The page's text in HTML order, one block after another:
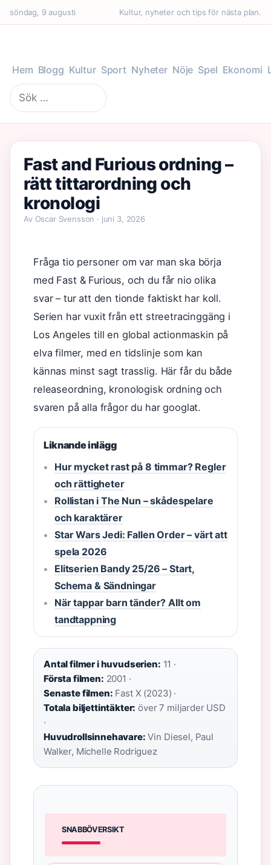
söndag, 9 augusti Kultur, nyheter och tips för nästa plan.
Hem Blogg Kultur Sport Nyheter Nöje Spel Ekonomi
Sök
efter:
Fast and Furious ordning –
rätt tittarordning och
kronologi
Av Oscar Svensson · juni 3, 2026
Fråga tio personer om var man ska börja
med Fast & Furious, och du får nio olika
svar – tur att den tionde faktiskt har koll.
Serien har vuxit från ett streetracinggäng i
Los Angeles till en global actionmaskin på
elva filmer, med en tidslinje som kan
kännas minst sagt trasslig. Här får du både
releaseordning, kronologisk ordning och
svaren på alla frågor du har googlat.
Liknande inlägg
Hur mycket rast på 8 timmar? Regler
och rättigheter
Rollistan i The Nun – skådespelare
och karaktärer
Star Wars Jedi: Fallen Order – värt att
spela 2026
Elitserien Bandy 25/26 – Start,
Schema & Sändningar
När tappar barn tänder? Allt om
tandtappning
Antal filmer i huvudserien: 11 ·
Första filmen: 2001 ·
Senaste filmen: Fast X (2023) ·
Totala biljettintäkter: över 7 miljarder USD
·
Huvudrollsinnehavare: Vin Diesel, Paul
Walker, Michelle Rodriguez
SNABBÖVERSIKT